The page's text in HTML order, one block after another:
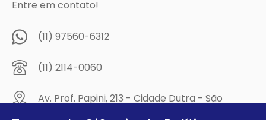
Entre em contato!
(11) 97560-6312
(11) 2114-0060
Av. Prof. Papini, 213 - Cidade Dutra - São